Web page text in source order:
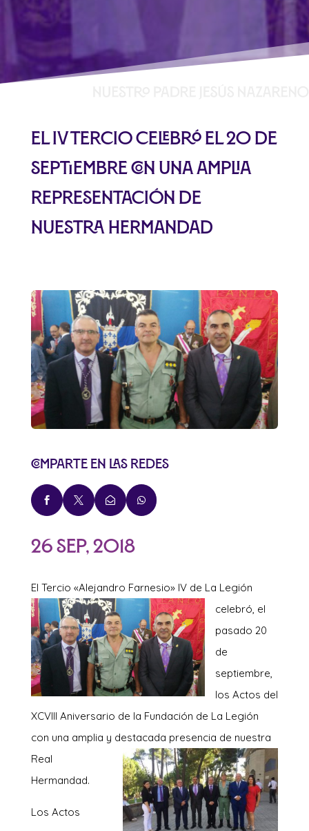
El IV tercio celebró el 20 de
septiembre con una amplia
representación de
nuestra Hermandad
Comparte en las redes
   
26 Sep, 2018
El Tercio «Alejandro Farnesio» IV de La Legión
celebró, el
pasado 20
de
septiembre,
los Actos del
XCVIII Aniversario de la Fundación de La Legión
con una amplia y destacada presencia de nuestra
Real
Hermandad.
Los Actos